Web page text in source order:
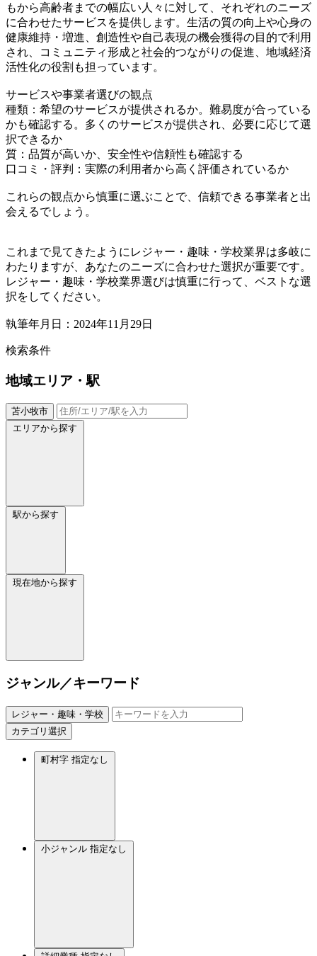
もから高齢者までの幅広い人々に対して、それぞれのニーズ
に合わせたサービスを提供します。生活の質の向上や心身の
健康維持・増進、創造性や自己表現の機会獲得の目的で利用
され、コミュニティ形成と社会的つながりの促進、地域経済
活性化の役割も担っています。
サービスや事業者選びの観点
種類：希望のサービスが提供されるか。難易度が合っている
かも確認する。多くのサービスが提供され、必要に応じて選
択できるか
質：品質が高いか、安全性や信頼性も確認する
口コミ・評判：実際の利用者から高く評価されているか
これらの観点から慎重に選ぶことで、信頼できる事業者と出
会えるでしょう。
これまで見てきたようにレジャー・趣味・学校業界は多岐に
わたりますが、あなたのニーズに合わせた選択が重要です。
レジャー・趣味・学校業界選びは慎重に行って、ベストな選
択をしてください。
執筆年月日：2024年11月29日
検索条件
地域エリア・駅
苫小牧市
エリアから探す
駅から探す
現在地から探す
ジャンル／キーワード
レジャー・趣味・学校
カテゴリ選択
町村字 指定なし
小ジャンル 指定なし